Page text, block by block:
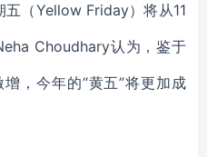
（Yellow Friday）将从11
Choudhary认为，鉴于
增，今年的“黄五”将更加成